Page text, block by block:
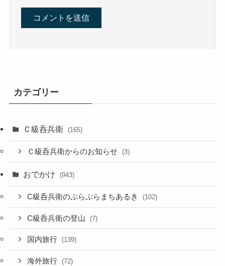
カテゴリー
Ｃ級呑兵衛 (165)
Ｃ級呑兵衛からのお知らせ (3)
おでかけ (943)
C級呑兵衛のぷらぷらまちあるき (102)
C級呑兵衛の登山 (7)
国内旅行 (139)
海外旅行 (72)